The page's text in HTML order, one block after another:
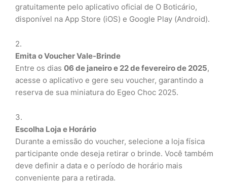
gratuitamente pelo aplicativo oficial de O Boticário,
disponível na App Store (iOS) e Google Play (Android).
Emita o Voucher Vale-Brinde
Entre os dias 06 de janeiro e 22 de fevereiro de 2025,
acesse o aplicativo e gere seu voucher, garantindo a
reserva de sua miniatura do Egeo Choc 2025.
Escolha Loja e Horário
Durante a emissão do voucher, selecione a loja física
participante onde deseja retirar o brinde. Você também
deve definir a data e o período de horário mais
conveniente para a retirada.